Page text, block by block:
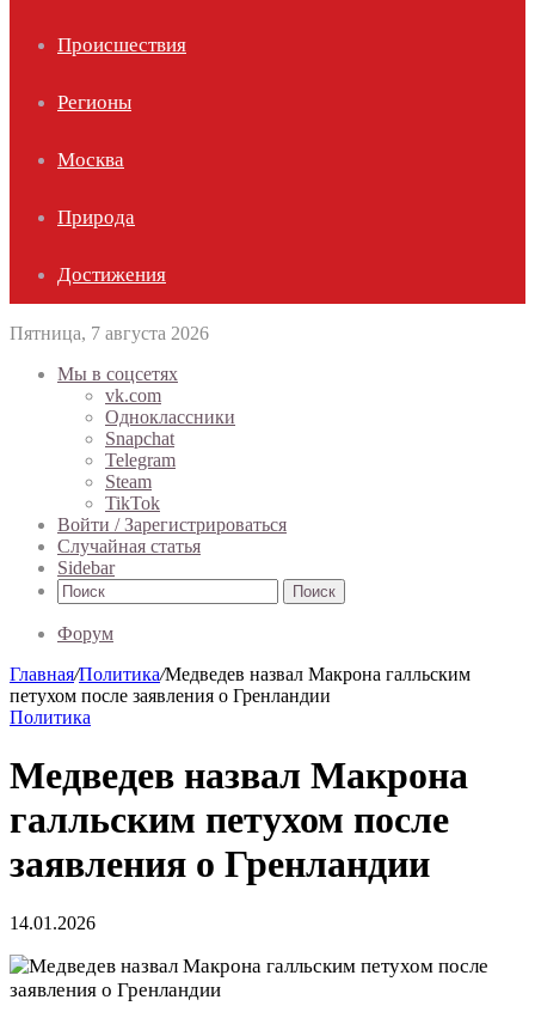
Происшествия
Регионы
Москва
Природа
Достижения
Пятница, 7 августа 2026
Мы в соцсетях
vk.com
Одноклассники
Snapchat
Telegram
Steam
TikTok
Войти / Зарегистрироваться
Случайная статья
Sidebar
Поиск
Форум
Главная/Политика/Медведев назвал Макрона галльским
петухом после заявления о Гренландии
Политика
Медведев назвал Макрона
галльским петухом после
заявления о Гренландии
14.01.2026